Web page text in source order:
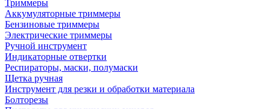
Триммеры
Аккумуляторные триммеры
Бензиновые триммеры
Электрические триммеры
Ручной инструмент
Индикаторные отвертки
Респираторы, маски, полумаски
Щетка ручная
Инструмент для резки и обработки материала
Болторезы